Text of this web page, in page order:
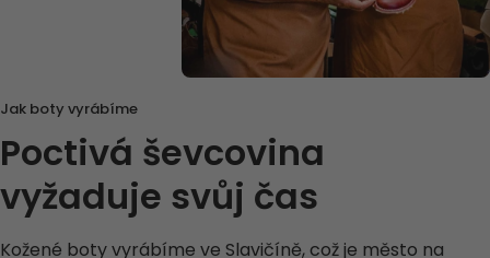
Jak boty vyrábíme
Poctivá ševcovina
vyžaduje svůj čas
Kožené boty vyrábíme ve Slavičíně, což je město na